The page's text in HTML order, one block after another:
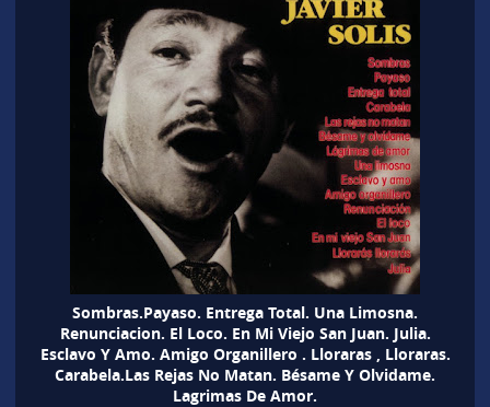
Sombras.Payaso. Entrega Total. Una Limosna.
Renunciacion. El Loco. En Mi Viejo San Juan. Julia.
Esclavo Y Amo. Amigo Organillero . Lloraras , Lloraras.
Carabela.Las Rejas No Matan. Bésame Y Olvidame.
Lagrimas De Amor.